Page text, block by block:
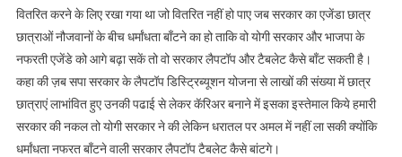
भी
उठाया
सवाल
वितरित करने के लिए रखा गया था जो वितरित नहीं हो पाए जब सरकार का एजेंडा छात्र
छात्राओं नौजवानों के बीच धर्मांधता बाँटने का हो ताकि वो योगी सरकार और भाजपा के
नफरती एजेंडे को आगे बढ़ा सकें तो वो सरकार लैपटॉप और टैबलेट कैसे बाँट सकती है।
कहा की ज़ब सपा सरकार के लैपटॉप डिस्ट्रिब्यूशन योजना से लाखों की संख्या में छात्र
छात्राएं लाभांवित हुए उनकी पढाई से लेकर कॅरिअर बनाने में इसका इस्तेमाल किये हमारी
सरकार की नकल तो योगी सरकार ने की लेकिन धरातल पर अमल में नहीं ला सकी क्योंकि
धर्मांधता नफरत बाँटने वाली सरकार लैपटॉप टैबलेट कैसे बांटगे।